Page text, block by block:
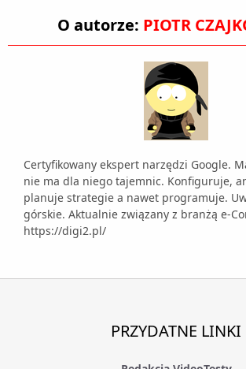
O autorze: PIOTR
Certyfikowany ekspert narzędzi Google.
nie ma dla niego tajemnic. Konfiguruje,
planuje strategie a nawet programuje.
górskie. Aktualnie związany z branżą e-
https://digi2.pl/
PRZYDATNE LINKI